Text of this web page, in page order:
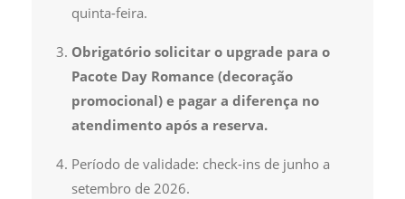
quinta-feira.
Obrigatório solicitar o upgrade para o
Pacote Day Romance (decoração
promocional) e pagar a diferença no
atendimento após a reserva.
Período de validade: check-ins de junho a
setembro de 2026.